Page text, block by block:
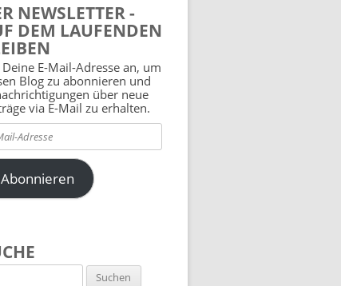
NEWSLETTER -
DEM LAUFENDEN
Deine E-Mail-Adresse an, um
Blog zu abonnieren und
über neue
via E-Mail zu erhalten.
Abonnieren